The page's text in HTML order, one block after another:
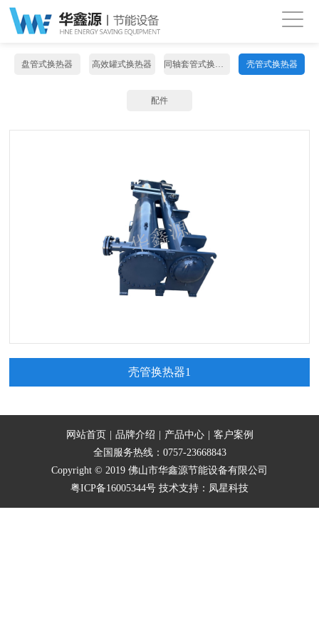
盘管式换热器 高效罐式换热器 同轴套管式换热器 壳管式换热器
配件
壳管换热器1
网站首页 品牌介绍 产品中心
客户案例
全国服务热线：0757-23668843
Copyright © 2019 佛山市华鑫源节能设备有限公司
粤ICP备16005344号 技术支持： 凤星科技